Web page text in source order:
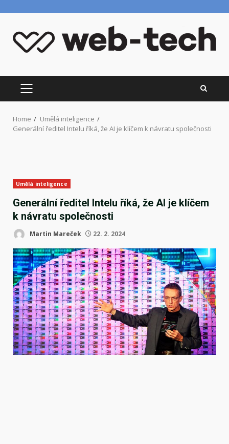
content
PRIMARY
MENU
Home
Umělá inteligence
Generální ředitel Intelu říká, že AI je klíčem k návratu společnosti
Umělá inteligence
Generální ředitel Intelu říká, že AI je klíčem
k návratu společnosti
Martin Mareček 22. 2. 2024